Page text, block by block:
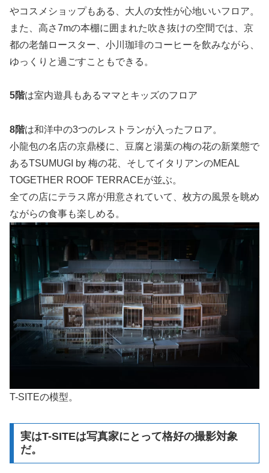
やコスメショップもある、大人の女性が心地いいフロア。
また、高さ7mの本棚に囲まれた吹き抜けの空間では、京
都の老舗ロースター、小川珈琲のコーヒーを飲みながら、
ゆっくりと過ごすこともできる。
5階は室内遊具もあるママとキッズのフロア
8階は和洋中の3つのレストランが入ったフロア。
小龍包の名店の京鼎楼に、豆腐と湯葉の梅の花の新業態で
あるTSUMUGI by 梅の花、そしてイタリアンのMEAL
TOGETHER ROOF TERRACEが並ぶ。
全ての店にテラス席が用意されていて、枚方の風景を眺め
ながらの食事も楽しめる。
T-SITEの模型。
実はT-SITEは写真家にとって格好の撮影対象
だ。